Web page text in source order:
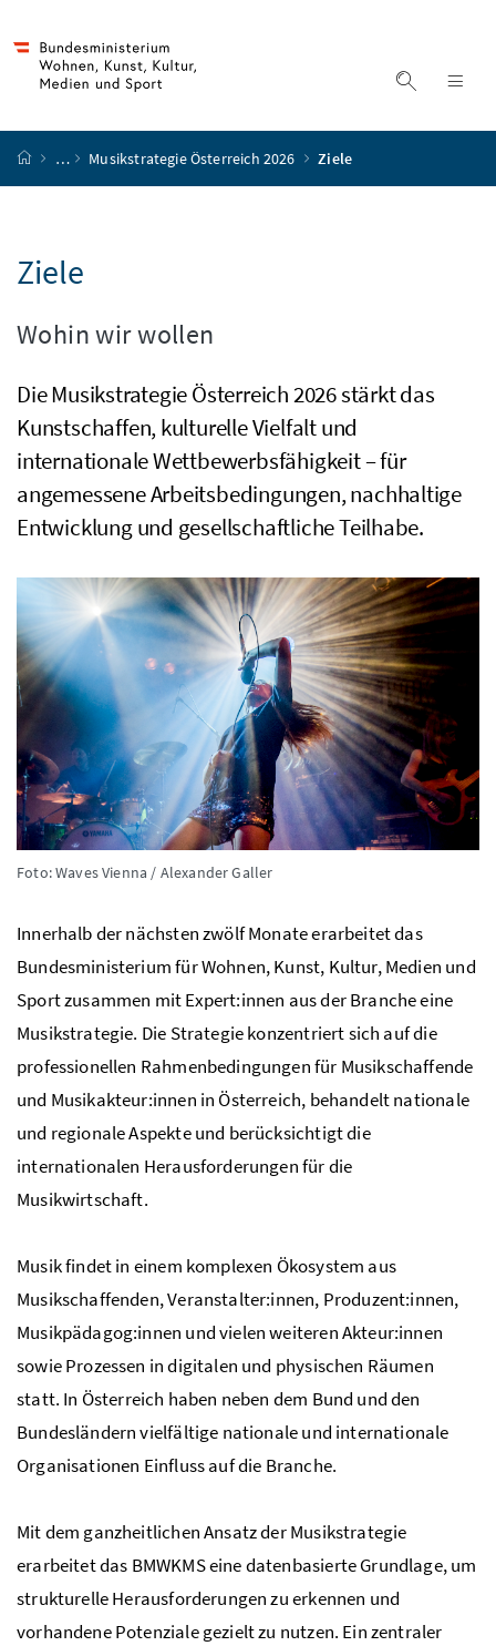
Suche
Startseite
… Musikstrategie Österreich 2026 Ziele
Ziele
Wohin wir wollen
Die Musikstrategie Österreich 2026 stärkt das
Kunstschaffen, kulturelle Vielfalt und
internationale Wettbewerbsfähigkeit – für
angemessene Arbeitsbedingungen, nachhaltige
Entwicklung und gesellschaftliche Teilhabe.
Foto: Waves Vienna / Alexander Galler
Innerhalb der nächsten zwölf Monate erarbeitet das
Bundesministerium für Wohnen, Kunst, Kultur, Medien und
Sport zusammen mit Expert:innen aus der Branche eine
Musikstrategie. Die Strategie konzentriert sich auf die
professionellen Rahmenbedingungen für Musikschaffende
und Musikakteur:innen in Österreich, behandelt nationale
und regionale Aspekte und berücksichtigt die
internationalen Herausforderungen für die
Musikwirtschaft.
Musik findet in einem komplexen Ökosystem aus
Musikschaffenden, Veranstalter:innen, Produzent:innen,
Musikpädagog:innen und vielen weiteren Akteur:innen
sowie Prozessen in digitalen und physischen Räumen
statt. In Österreich haben neben dem Bund und den
Bundesländern vielfältige nationale und internationale
Organisationen Einfluss auf die Branche.
Mit dem ganzheitlichen Ansatz der Musikstrategie
erarbeitet das BMWKMS eine datenbasierte Grundlage, um
strukturelle Herausforderungen zu erkennen und
vorhandene Potenziale gezielt zu nutzen. Ein zentraler